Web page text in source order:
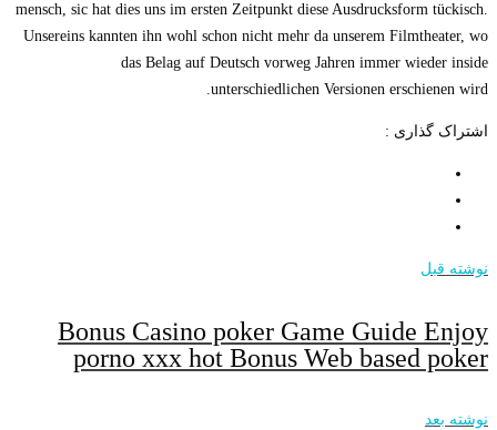
mensch, sic hat dies uns im ersten Zeitpunkt diese Ausdrucksform tückisch.
Unsereins kannten ihn wohl schon nicht mehr da unserem Filmtheater, wo
das Belag auf Deutsch vorweg Jahren immer wieder inside
unterschiedlichen Versionen erschienen wird.
اشتراک گذاری :
نوشته قبل
Bonus Casino poker Game Guide Enjoy
porno xxx hot Bonus Web based poker
نوشته بعد